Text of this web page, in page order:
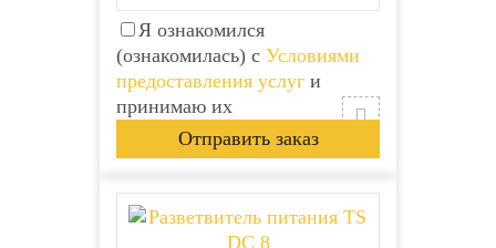
Я ознакомился
(ознакомилась) с Условиями
предоставления услуг и
принимаю их